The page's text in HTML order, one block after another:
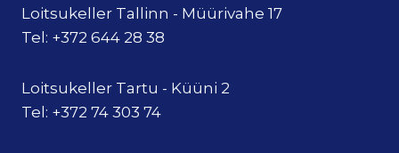
Loitsukeller Tallinn - Müürivahe 17
Tel: +372 644 28 38
Loitsukeller Tartu - Küüni 2
Tel: +372 74 303 74